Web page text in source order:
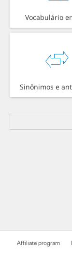
Vocabulário
Sinônimos e
Affiliate program